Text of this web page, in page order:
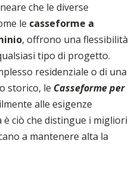
che le diverse
le casseforme a
, offrono una flessibilità
tipo di progetto.
residenziale o di una
storico, le Casseforme per
alle esigenze
è ciò che distingue i migliori
a mantenere alta la